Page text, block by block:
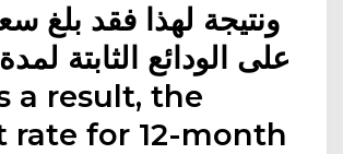
ونتيجة لهذا فقد بلغ
rate for 12-month